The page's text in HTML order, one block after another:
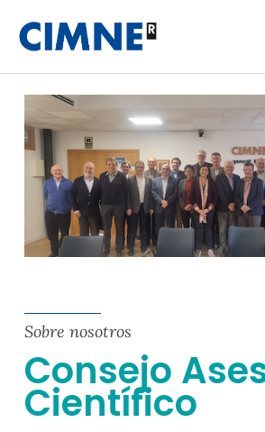
Sobre nosotros
Consejo
Científico